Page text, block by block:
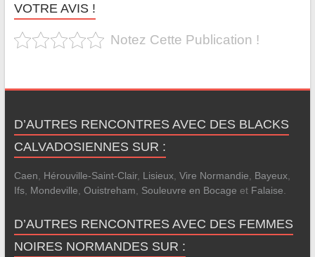
VOTRE AVIS !
Notez Cette Publication !
D’AUTRES RENCONTRES AVEC DES BLACKS
CALVADOSIENNES SUR :
Caen Hérouville-Saint-Clair, Lisieux, Vire Normandie Bayeux,
Ifs, Mondeville Ouistreham Souleuvre en Bocage et Falaise
D’AUTRES RENCONTRES AVEC DES FEMMES
NOIRES NORMANDES SUR :